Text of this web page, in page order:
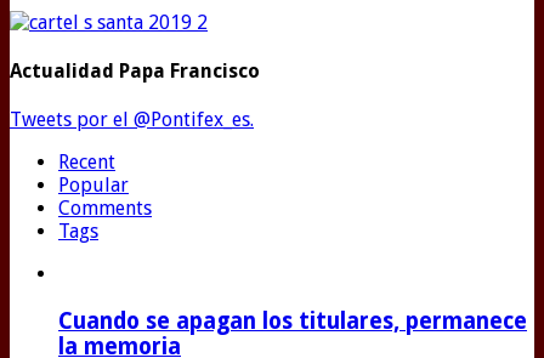
Actualidad Papa Francisco
Tweets por el @Pontifex_es.
Recent
Popular
Comments
Tags
Cuando se apagan los titulares, permanece
la memoria